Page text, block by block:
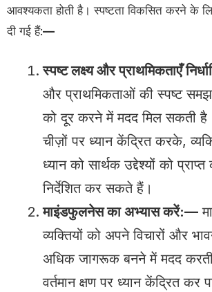
आवश्यकता होती है। स्पष्टता विकसित करने के
दी गई हैं:—
स्पष्ट लक्ष्य और प्राथमिकताएँ
और प्राथमिकताओं की स्पष्ट समझ
को दूर करने में मदद मिल सकती
चीज़ों पर ध्यान केंद्रित करके,
ध्यान को सार्थक उद्देश्यों को
निर्देशित कर सकते हैं।
माइंडफुलनेस का अभ्यास करें:—
व्यक्तियों को अपने विचारों और
अधिक जागरूक बनने में मदद
वर्तमान क्षण पर ध्यान केंद्रित कर